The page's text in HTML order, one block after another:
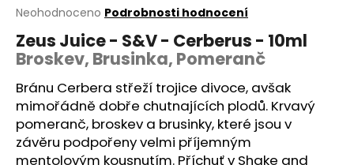
Průměrné
produktu
je
z
5
Neohodnoceno Podrobnosti hodnocení
Zeus Juice - S&V - Cerberus - 10ml
Broskev, Brusinka, Pomeranč
Bránu Cerbera střeží trojice divoce, avšak
mimořádně dobře chutnajících plodů. Krvavý
pomeranč, broskev a brusinky, které jsou v
závěru podpořeny velmi příjemným
mentolovým kousnutím. Příchuť v Shake and
a
j
í
t
?